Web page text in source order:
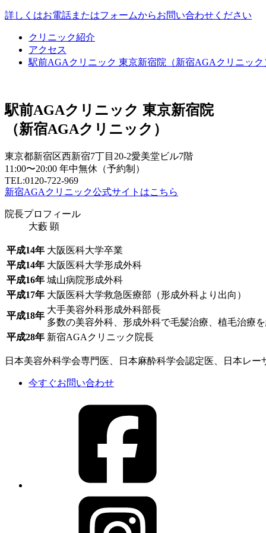
詳しくはお電話またはフォームからお問い合わせください
クリニック紹介
アクセス
駅前AGAクリニック 東京新宿院（新宿AGAクリニック
駅前AGAクリニック 東京新宿院
（新宿AGAクリニック）
東京都新宿区西新宿7丁目20-2愛美堂ビル7階
11:00〜20:00 年中無休（予約制）
TEL:0120-722-969
新宿AGAクリニック公式サイトはこちら
院長プロフィール
大藪 顕
平成14年 大阪医科大学卒業
平成14年 大阪医科大学形成外科
平成16年 城山病院形成外科
平成17年 大阪医科大学救急医療部（形成外科より出向）
平成18年
大手美容外科形成外科部長
多数の美容外科、形成外科で毛髪治療、植毛治療
平成28年 新宿AGAクリニック院長
日本美容外科学会専門医、日本麻酔科学会認定医、日本レー
今すぐお問い合わせ